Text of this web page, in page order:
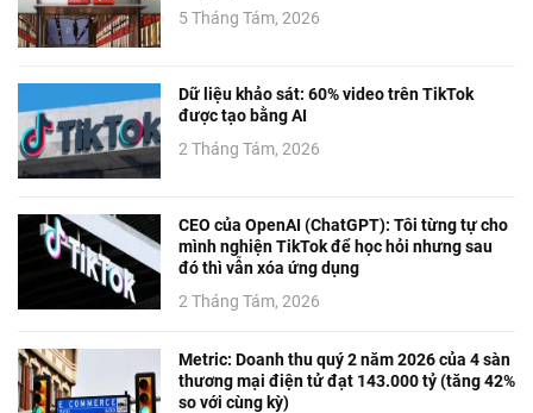
5 Tháng Tám, 2026
Dữ liệu khảo sát: 60% video trên TikTok
được tạo bằng AI
2 Tháng Tám, 2026
CEO của OpenAI (ChatGPT): Tôi từng tự cho
mình nghiện TikTok để học hỏi nhưng sau
đó thì vẫn xóa ứng dụng
2 Tháng Tám, 2026
Metric: Doanh thu quý 2 năm 2026 của 4 sàn
thương mại điện tử đạt 143.000 tỷ (tăng 42%
so với cùng kỳ)